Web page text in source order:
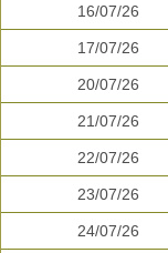
16/07/26
17/07/26
20/07/26
21/07/26
22/07/26
23/07/26
24/07/26